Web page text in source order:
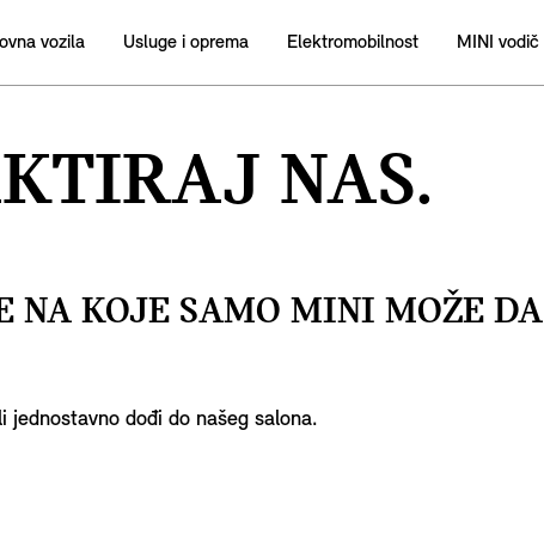
vozila Usluge i oprema Elektromobilnost MINI vodič
NAS.
NA KOJE SAMO MINI MOŽE DA
jednostavno dođi do našeg salona.